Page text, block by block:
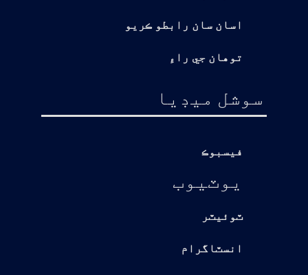
اسان سان رابطو ڪريو
توهان جي راءِ
سوشل ميڊيا
فيسبوڪ
يوٽيوب
ٽوئيٽر
انسٽاگرام